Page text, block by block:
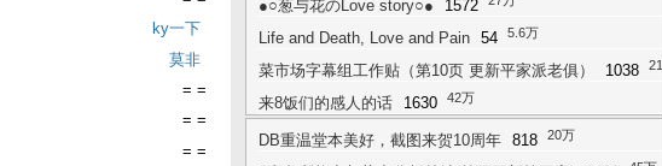
ky一下
莫非
= =
= =
= =
流… 1362
●○葱与花のLove story○● 1572
Life and Death, Love and Pain 54 5.6万
菜市场字幕组工作贴（第10页 更新平家派老俱） 1038 21
万
来8饭们的感人的话 1630 42万
DB重温堂本美好，截图来贺10周年 818 20万